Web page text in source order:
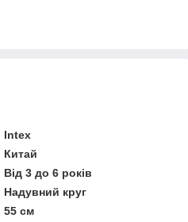
Intex
Китай
Від 3 до 6 років
Надувний круг
55 см